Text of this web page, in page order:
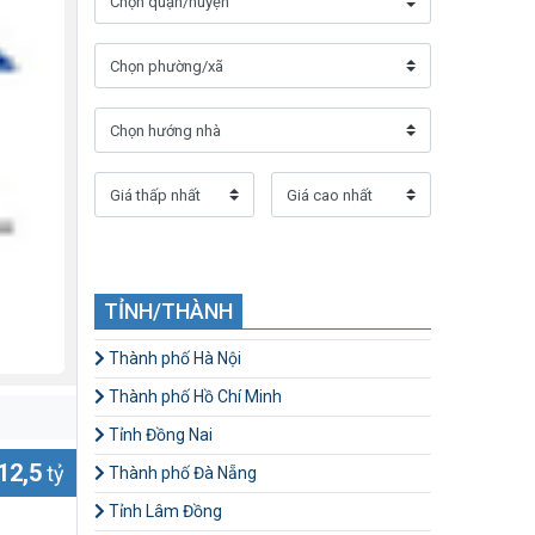
tỷ
TỈNH/THÀNH
Thành phố Hà Nội
Thành phố Hồ Chí Minh
Tỉnh Đồng Nai
Thành phố Đà Nẵng
Tỉnh Lâm Đồng